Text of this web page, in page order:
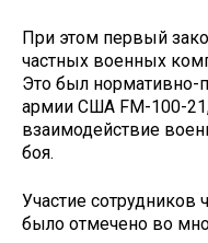
При этом первый
частных военных
Это был нормативно-
армии США FM-100-
взаимодействие
боя.
Участие
было отмечено во